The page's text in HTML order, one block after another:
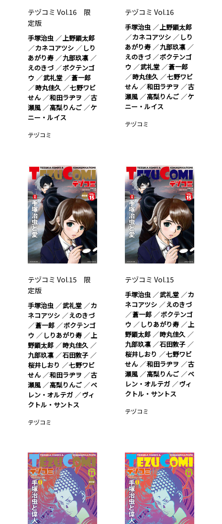
テヅコミ Vol.16 限
定版
手塚治虫
上野顕太郎
カネコアツシ
しり
あがり寿
九部玖凛
えのきづ
ボクテンゴ
ウ
武礼堂
蒼一郎
時丸佳久
七野ワビ
せん
和田ラヂヲ
古
瀬風
高梨りんご
ケ
ニー・ルイス
テヅコミ
テヅコミ Vol.16
手塚治虫
上野顕太郎
カネコアツシ
しり
あがり寿
九部玖凛
えのきづ
ボクテンゴ
ウ
武礼堂
蒼一郎
時丸佳久
七野ワビ
せん
和田ラヂヲ
古
瀬風
高梨りんご
ケ
ニー・ルイス
テヅコミ
テヅコミ Vol.15 限
定版
手塚治虫 武礼堂
カ
ネコアツシ
えのきづ
蒼一郎
ボクテンゴ
ウ
しりあがり寿
上
野顕太郎
時丸佳久
九部玖凛
石田敦子
桜井しおり
七野ワビ
せん
和田ラヂヲ
古
瀬風
高梨りんご
ベ
レン・オルテガ
ヴィ
クトル・サントス
テヅコミ
テヅコミ Vol.15
手塚治虫 武礼堂
カ
ネコアツシ
えのきづ
蒼一郎
ボクテンゴ
ウ
しりあがり寿
上
野顕太郎
時丸佳久
九部玖凛
石田敦子
桜井しおり
七野ワビ
せん
和田ラヂヲ
古
瀬風
高梨りんご
ベ
レン・オルテガ
ヴィ
クトル・サントス
テヅコミ